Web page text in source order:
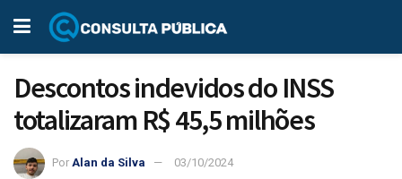
Descontos indevidos do INSS
totalizaram R$ 45,5 milhões
Por Alan da Silva 03/10/2024